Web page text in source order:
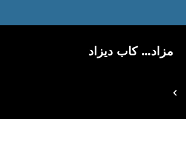
مزاد… كاب ديزاد